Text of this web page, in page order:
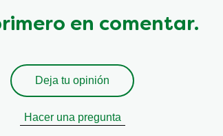
en comentar.
Deja tu opinión
Hacer una pregunta